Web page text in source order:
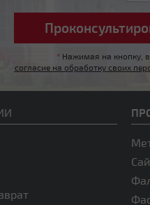
*Нажимая на кнопку,
согласие на обработку своих